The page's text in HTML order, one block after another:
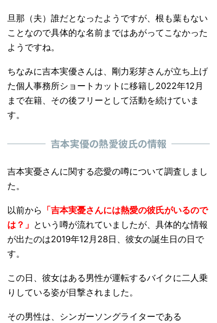
旦那（夫）誰だとなったようですが、根も葉もない
ことなので具体的な名前まではあがってこなかった
ようですね。
ちなみに吉本実優さんは、剛力彩芽さんが立ち上げ
た個人事務所ショートカットに移籍し2022年12月
まで在籍、その後フリーとして活動を続けていま
す。
吉本実優の熱愛彼氏の情報
吉本実憂さんに関する恋愛の噂について調査しまし
た。
以前から 「吉本実憂さんには熱愛の彼氏がいるので
は？」
という噂が流れていましたが、具体的な情報
が出たのは2019年12月28日、彼女の誕生日の日で
す。
この日、彼女はある男性が運転するバイクに二人乗
りしている姿が目撃されました。
その男性は、シンガーソングライターである